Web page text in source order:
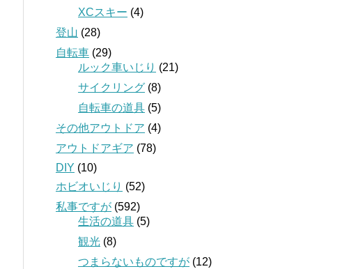
XCスキー (4)
登山 (28)
自転車 (29)
ルック車いじり (21)
サイクリング (8)
自転車の道具 (5)
その他アウトドア (4)
アウトドアギア (78)
DIY (10)
ホビオいじり (52)
私事ですが (592)
生活の道具 (5)
観光 (8)
つまらないものですが (12)